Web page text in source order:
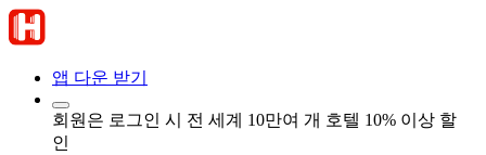
앱 다운 받기
회원은 로그인 시 전 세계 10만여 개 호텔 10% 이상 할
인